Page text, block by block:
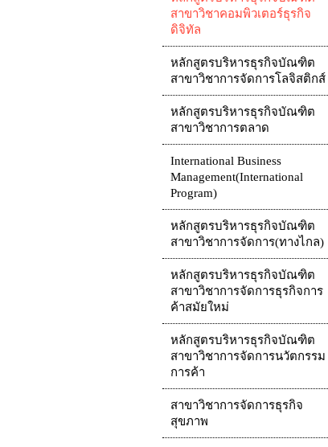
สาขาวิชาคอมพิวเตอร์ธุรกิจ
ดิจิทัล
หลักสูตรบริหารธุรกิจบัณฑิต
สาขาวิชาการจัดการโลจิสติกส์
หลักสูตรบริหารธุรกิจบัณฑิต
สาขาวิชาการตลาด
International Business
Management(International
Program)
หลักสูตรบริหารธุรกิจบัณฑิต
สาขาวิชาการจัดการ(ทางไกล)
หลักสูตรบริหารธุรกิจบัณฑิต
สาขาวิชาการจัดการธุรกิจการ
ค้าสมัยใหม่
หลักสูตรบริหารธุรกิจบัณฑิต
สาขาวิชาการจัดการนวัตกรรม
การค้า
สาขาวิชาการจัดการธุรกิจ
สุขภาพ